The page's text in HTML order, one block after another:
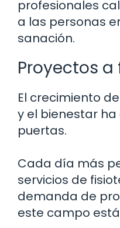
profesionales
a las personas
sanación.
Proyectos
El crecimiento
y el bienestar
puertas.
Cada día más
servicios de
demanda de
este campo